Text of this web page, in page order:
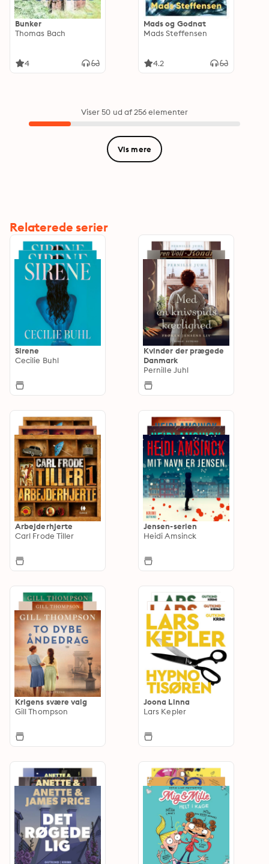
Bunker
Thomas Bach
4
Mads og Godnat
Mads Steffensen
4.2
Viser 50 ud af 256 elementer
Vis mere
Relaterede serier
Sirene
Cecilie Buhl
Kvinder der prægede
Danmark
Pernille Juhl
Arbejderhjerte
Carl Frode Tiller
Jensen-serien
Heidi Amsinck
Krigens svære valg
Gill Thompson
Joona Linna
Lars Kepler